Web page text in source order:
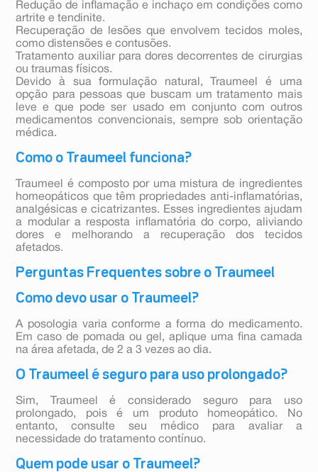
Redução de inflamação e inchaço em condições como
artrite e tendinite.
Recuperação de lesões que envolvem tecidos moles,
como distensões e contusões.
Tratamento auxiliar para dores decorrentes de cirurgias
ou traumas físicos.
Devido à sua formulação natural, Traumeel é uma
opção para pessoas que buscam um tratamento mais
leve e que pode ser usado em conjunto com outros
medicamentos convencionais, sempre sob orientação
médica.
Como o Traumeel funciona?
Traumeel é composto por uma mistura de ingredientes
homeopáticos que têm propriedades anti-inflamatórias,
analgésicas e cicatrizantes. Esses ingredientes ajudam
a modular a resposta inflamatória do corpo, aliviando
dores e melhorando a recuperação dos tecidos
afetados.
Perguntas Frequentes sobre o Traumeel
Como devo usar o Traumeel?
A posologia varia conforme a forma do medicamento.
Em caso de pomada ou gel, aplique uma fina camada
na área afetada, de 2 a 3 vezes ao dia.
O Traumeel é seguro para uso prolongado?
Sim, Traumeel é considerado seguro para uso
prolongado, pois é um produto homeopático. No
entanto, consulte seu médico para avaliar a
necessidade do tratamento contínuo.
Quem pode usar o Traumeel?